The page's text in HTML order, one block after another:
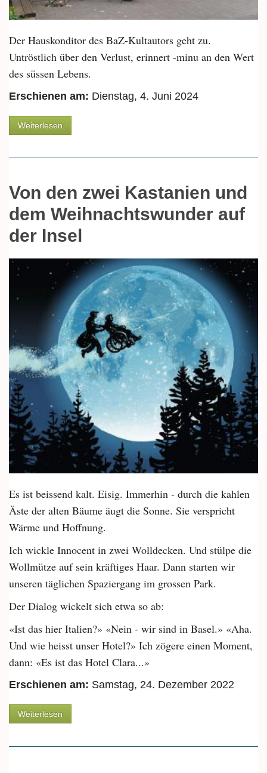
Der Hauskonditor des BaZ-Kultautors geht zu.
Untröstlich über den Verlust, erinnert -minu an den Wert
des süssen Lebens.
Erschienen am: Dienstag, 4. Juni 2024
Weiterlesen
Von den zwei Kastanien und
dem Weihnachtswunder auf
der Insel
Es ist beissend kalt. Eisig. Immerhin - durch die kahlen
Äste der alten Bäume äugt die Sonne. Sie verspricht
Wärme und Hoffnung.
Ich wickle Innocent in zwei Wolldecken. Und stülpe die
Wollmütze auf sein kräftiges Haar. Dann starten wir
unseren täglichen Spaziergang im grossen Park.
Der Dialog wickelt sich etwa so ab:
«Ist das hier Italien?» «Nein - wir sind in Basel.» «Aha.
Und wie heisst unser Hotel?» Ich zögere einen Moment,
dann: «Es ist das Hotel Clara...»
Erschienen am: Samstag, 24. Dezember 2022
Weiterlesen